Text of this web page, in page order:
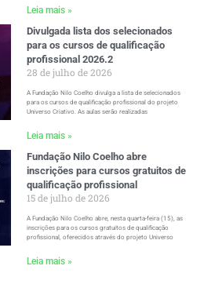
Leia mais »
Divulgada lista dos selecionados
para os cursos de qualificação
profissional 2026.2
28 de julho de 2026
A Fundação Nilo Coelho divulga a lista de selecionados
para os cursos de qualificação profissional do projeto
Universo Criativo. As aulas serão realizadas
Leia mais »
Fundação Nilo Coelho abre
inscrições para cursos gratuitos de
qualificação profissional
15 de julho de 2026
A Fundação Nilo Coelho abre, nesta quarta-feira (15), as
inscrições para os cursos gratuitos de qualificação
profissional, oferecidos através do projeto Universo
Leia mais »